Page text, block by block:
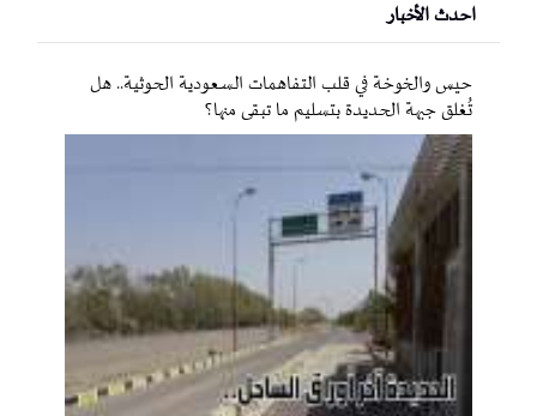
احدث الأخبار
حيس والخوخة في قلب التفاهمات السعودية الحوثية.. هل
تُغلق جبهة الحديدة بتسليم ما تبقى منها؟